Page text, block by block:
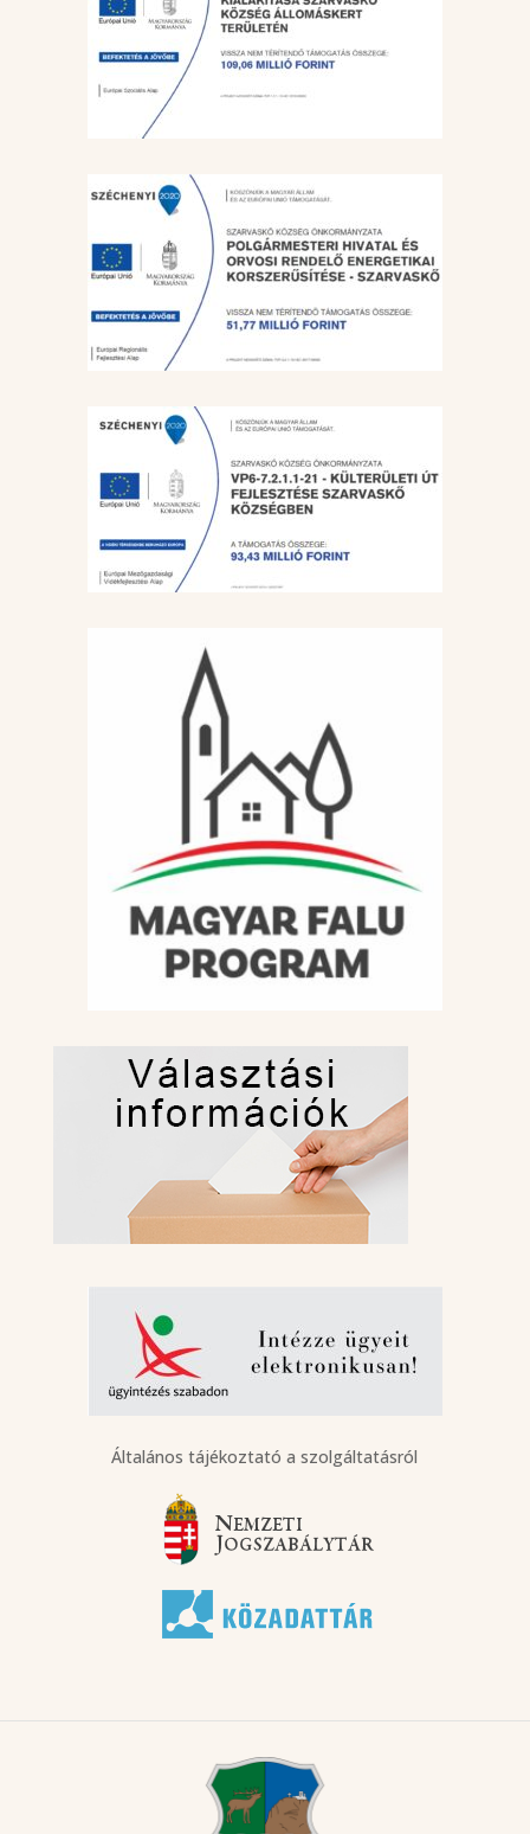
Általános tájékoztató a szolgáltatásról